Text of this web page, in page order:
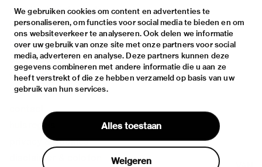
We gebruiken cookies om content en advertenties te
personaliseren, om functies voor social media te bieden en om
ons websiteverkeer te analyseren. Ook delen we informatie
over uw gebruik van onze site met onze partners voor social
media, adverteren en analyse. Deze partners kunnen deze
gegevens combineren met andere informatie die u aan ze
heeft verstrekt of die ze hebben verzameld op basis van uw
gebruik van hun services.
Alles toestaan
Weigeren
praktische informatie
over
het museum
de collectie
fondsen & partners
huisregels
privacy & cookies
disclaimer & colofon